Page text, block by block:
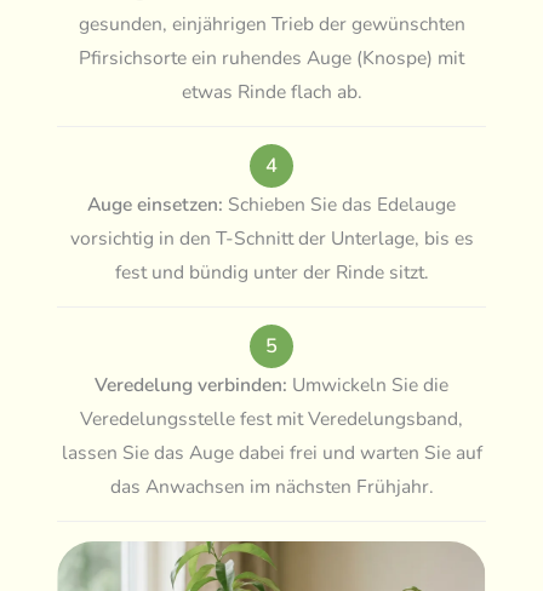
gesunden, einjährigen Trieb der gewünschten
Pfirsichsorte ein ruhendes Auge (Knospe) mit
etwas Rinde flach ab.
4
Auge einsetzen: Schieben Sie das Edelauge
vorsichtig in den T-Schnitt der Unterlage, bis es
fest und bündig unter der Rinde sitzt.
5
Veredelung verbinden: Umwickeln Sie die
Veredelungsstelle fest mit Veredelungsband,
lassen Sie das Auge dabei frei und warten Sie auf
das Anwachsen im nächsten Frühjahr.